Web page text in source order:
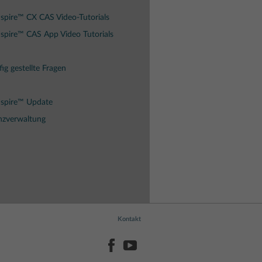
CX CAS Video-Tutorials
CAS App Video Tutorials
gestellte Fragen
Update
Kontakt